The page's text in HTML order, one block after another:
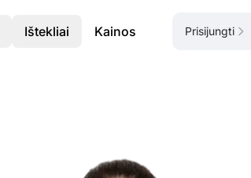
Ištekliai Kainos Prisijungti